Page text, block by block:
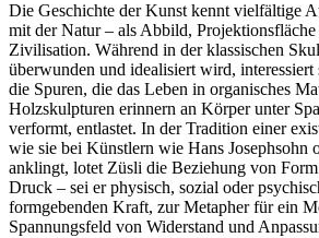
Die Geschichte der Kunst kennt vielfältige
mit der Natur – als Abbild,
Zivilisation. Während in der klassischen
überwunden und idealisiert wird,
die Spuren, die das Leben in organisches
Holzskulpturen erinnern an Körper unter
verformt, entlastet. In der Tradition einer
wie sie bei Künstlern wie Hans Josephsohn
anklingt, lotet Züsli die Beziehung von
Druck – sei er physisch, sozial oder
formgebenden Kraft, zur Metapher für ein
Spannungsfeld von Widerstand und